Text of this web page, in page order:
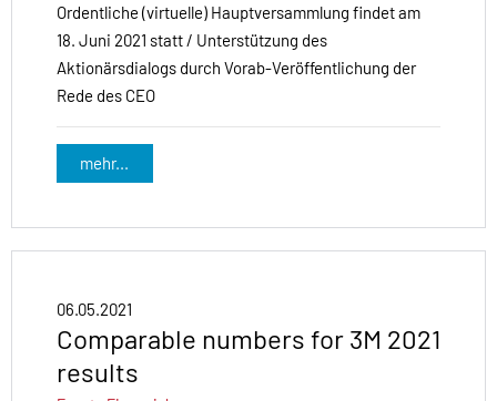
Ordentliche (virtuelle) Hauptversammlung findet am
18. Juni 2021 statt / Unterstützung des
Aktionärsdialogs durch Vorab-Veröffentlichung der
Rede des CEO
mehr...
06.05.2021
Comparable numbers for 3M 2021
results